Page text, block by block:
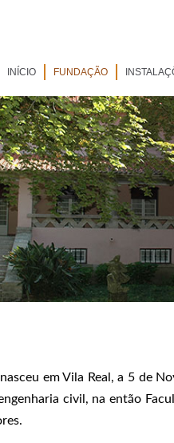
INÍCIO FUNDAÇÃO
em Vila Real, a 5 de
civil, na então